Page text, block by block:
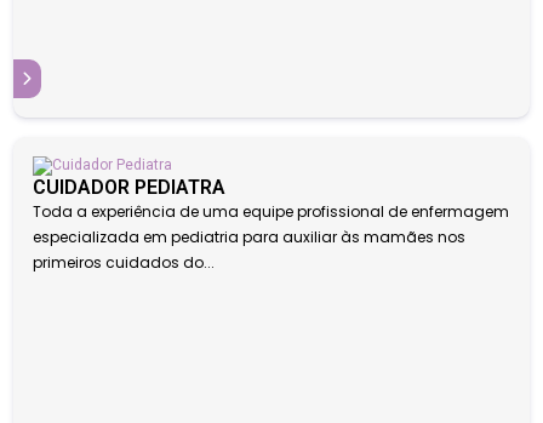
CUIDADOR PEDIATRA
Toda a experiência de uma equipe profissional de enfermagem
especializada em pediatria para auxiliar às mamães nos
primeiros cuidados do...